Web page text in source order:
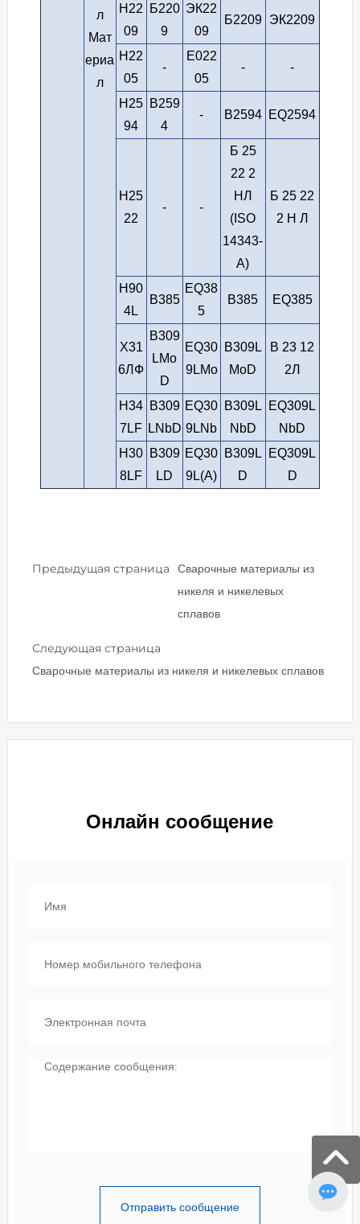
л
Мат
ериа
л
Н22
09
Б220
9
ЭК22
09
Б2209 ЭК2209
Н22
05
-
E022
05
- -
H25
94
B259
4
- B2594 EQ2594
H25
22
- -
Б 25
22 2
НЛ
(ISO
14343-
A)
Б 25 22
2 Н Л
H90
4L
В385
EQ38
5
В385 EQ385
Х31
6ЛФ
B309
LMo
D
EQ30
9LMo
B309L
MoD
В 23 12
2Л
H34
7LF
B309
LNbD
EQ30
9LNb
B309L
NbD
EQ309L
NbD
H30
8LF
B309
LD
EQ30
9L(A)
B309L
D
EQ309L
D
Предыдущая страница
Сварочные материалы из
никеля и никелевых
сплавов
Следующая страница
Сварочные материалы из никеля и никелевых сплавов
Онлайн сообщение
Отправить сообщение